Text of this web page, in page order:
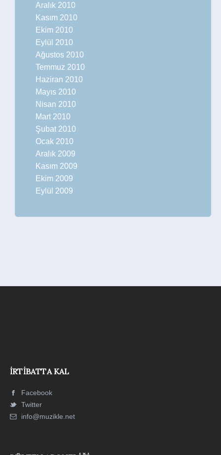
Aralık 2010
Kasım 2010
Ekim 2010
Eylül 2010
Ağustos 2010
Temmuz 2010
Haziran 2010
Mayıs 2010
Nisan 2010
Mart 2010
Şubat 2010
Ocak 2010
Aralık 2009
Kasım 2009
Ekim 2009
Eylül 2009
İRTIBATTA KAL
Facebook
Twitter
info@muzikle.net